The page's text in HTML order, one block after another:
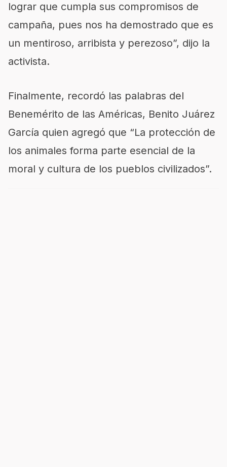
lograr que cumpla sus compromisos de
campaña, pues nos ha demostrado que es
un mentiroso, arribista y perezoso”, dijo la
activista.
Finalmente, recordó las palabras del
Benemérito de las Américas, Benito Juárez
García quien agregó que “La protección de
los animales forma parte esencial de la
moral y cultura de los pueblos civilizados”.